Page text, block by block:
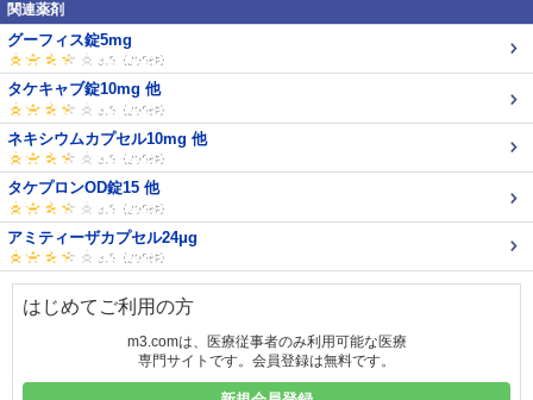
関連薬剤
グーフィス錠5mg
タケキャブ錠10mg 他
ネキシウムカプセル10mg 他
タケプロンOD錠15 他
アミティーザカプセル24μg
はじめてご利用の方
m3.comは、医療従事者のみ利用可能な医療
専門サイトです。会員登録は無料です。